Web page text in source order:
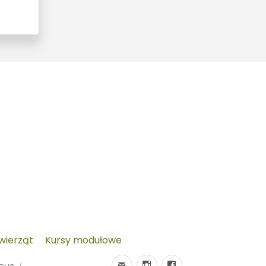
Kursy modułowe